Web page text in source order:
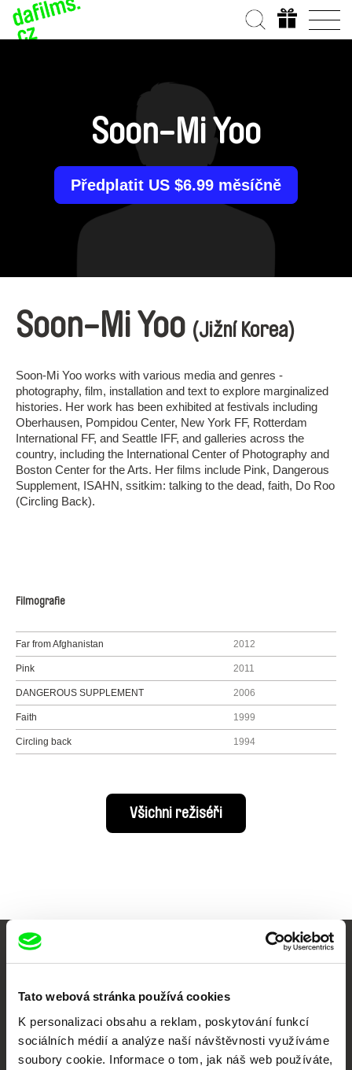
Tato webová stránka používá cookies
K personalizaci obsahu a reklam, poskytování funkcí
sociálních médií a analýze naší návštěvnosti využíváme
soubory cookie. Informace o tom, jak náš web používáte,
Soon-Mi Yoo
Předplatit US $6.99 měsíčně
Soon-Mi Yoo (Jižní Korea)
Soon-Mi Yoo works with various media and genres -
photography, film, installation and text to explore marginalized
histories. Her work has been exhibited at festivals including
Oberhausen, Pompidou Center, New York FF, Rotterdam
International FF, and Seattle IFF, and galleries across the
country, including the International Center of Photography and
Boston Center for the Arts. Her films include Pink, Dangerous
Supplement, ISAHN, ssitkim: talking to the dead, faith, Do Roo
(Circling Back).
Filmografie
Far from Afghanistan 2012
Pink 2011
DANGEROUS SUPPLEMENT 2006
Faith 1999
Circling back 1994
Všichni režiséři
Vaše online
dokumentární kino
Nové festivalové filmy
každý týden